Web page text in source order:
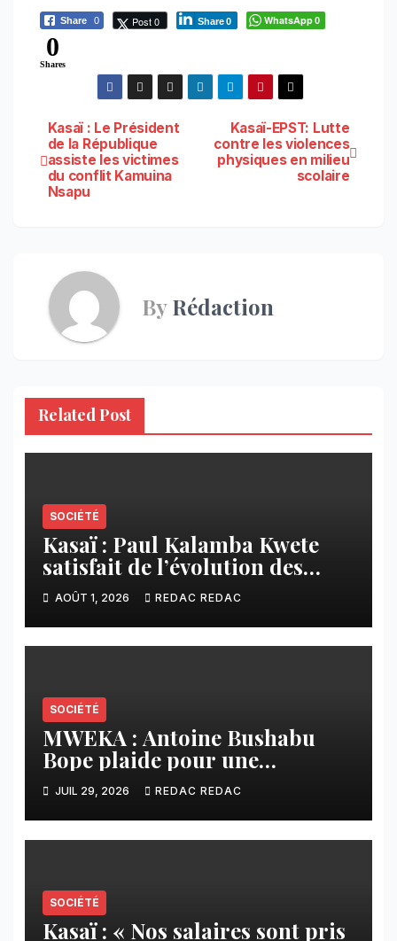
Share 0 Post 0 Share0 WhatsApp0
0
Shares
Navigation
de
l’article
Kasaï-EPST: Lutte
contre les violences
physiques en milieu
scolaire
Kasaï : Le Président
de la République
assiste les victimes
du conflit Kamuina
Nsapu
ByRédaction
Related Post
SOCIÉTÉ
Kasaï : Paul Kalamba Kwete
satisfait de l’évolution des
travaux routiers exécutés par
SAFRIMEX
AOÛT 1, 2026 REDAC REDAC
SOCIÉTÉ
MWEKA : Antoine Bushabu
Bope plaide pour une
meilleure prise en compte des
communautés locales dans la
réforme sur le crédit carbone.
JUIL 29, 2026 REDAC REDAC
SOCIÉTÉ
Kasaï : « Nos salaires sont pris